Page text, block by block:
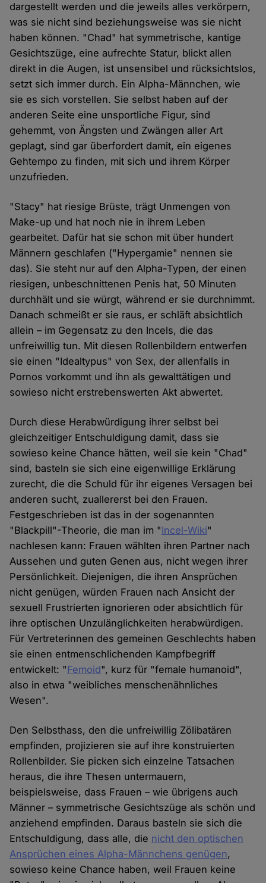
dargestellt werden und die jeweils alles verkörpern,
was sie nicht sind beziehungsweise was sie nicht
haben können. "Chad" hat symmetrische, kantige
Gesichtszüge, eine aufrechte Statur, blickt allen
direkt in die Augen, ist unsensibel und rücksichtslos,
setzt sich immer durch. Ein Alpha-Männchen, wie
sie es sich vorstellen. Sie selbst haben auf der
anderen Seite eine unsportliche Figur, sind
gehemmt, von Ängsten und Zwängen aller Art
geplagt, sind gar überfordert damit, ein eigenes
Gehtempo zu finden, mit sich und ihrem Körper
unzufrieden.
"Stacy" hat riesige Brüste, trägt Unmengen von
Make-up und hat noch nie in ihrem Leben
gearbeitet. Dafür hat sie schon mit über hundert
Männern geschlafen ("Hypergamie" nennen sie
das). Sie steht nur auf den Alpha-Typen, der einen
riesigen, unbeschnittenen Penis hat, 50 Minuten
durchhält und sie würgt, während er sie durchnimmt.
Danach schmeißt er sie raus, er schläft absichtlich
allein – im Gegensatz zu den Incels, die das
unfreiwillig tun. Mit diesen Rollenbildern entwerfen
sie einen "Idealtypus" von Sex, der allenfalls in
Pornos vorkommt und ihn als gewalttätigen und
sowieso nicht erstrebenswerten Akt abwertet.
Durch diese Herabwürdigung ihrer selbst bei
gleichzeitiger Entschuldigung damit, dass sie
sowieso keine Chance hätten, weil sie kein "Chad"
sind, basteln sie sich eine eigenwillige Erklärung
zurecht, die die Schuld für ihr eigenes Versagen bei
anderen sucht, zuallererst bei den Frauen.
Festgeschrieben ist das in der sogenannten
"Blackpill"-Theorie, die man im "Incel-Wiki"
nachlesen kann: Frauen wählten ihren Partner nach
Aussehen und guten Genen aus, nicht wegen ihrer
Persönlichkeit. Diejenigen, die ihren Ansprüchen
nicht genügen, würden Frauen nach Ansicht der
sexuell Frustrierten ignorieren oder absichtlich für
ihre optischen Unzulänglichkeiten herabwürdigen.
Für Vertreterinnen des gemeinen Geschlechts haben
sie einen entmenschlichenden Kampfbegriff
entwickelt: "Femoid", kurz für "female humanoid",
also in etwa "weibliches menschenähnliches
Wesen".
Den Selbsthass, den die unfreiwillig Zölibatären
empfinden, projizieren sie auf ihre konstruierten
Rollenbilder. Sie picken sich einzelne Tatsachen
heraus, die ihre Thesen untermauern,
beispielsweise, dass Frauen – wie übrigens auch
Männer – symmetrische Gesichtszüge als schön und
anziehend empfinden. Daraus basteln sie sich die
Entschuldigung, dass alle, die nicht den optischen
Ansprüchen eines Alpha-Männchens genügen,
sowieso keine Chance haben, weil Frauen keine